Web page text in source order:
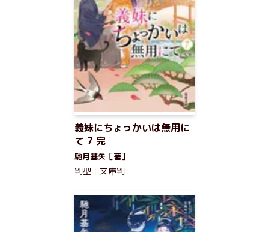
義妹にちょっかいは無用に
て 7 完
馳月基矢［著］
判型：文庫判